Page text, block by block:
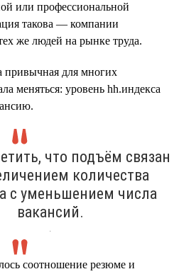
или профессиональной
такова — компании
же людей на рынке труда.
привычная для многих
меняться: уровень hh.индекса
что подъём связан
количества
с уменьшением числа
вакансий.
.
соотношение резюме и